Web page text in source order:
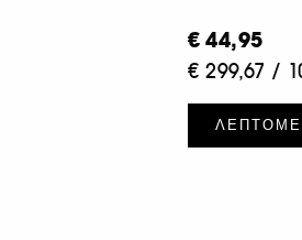
€ 44,95
€ 299,67 /